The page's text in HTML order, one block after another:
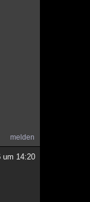
melden
um 14:20